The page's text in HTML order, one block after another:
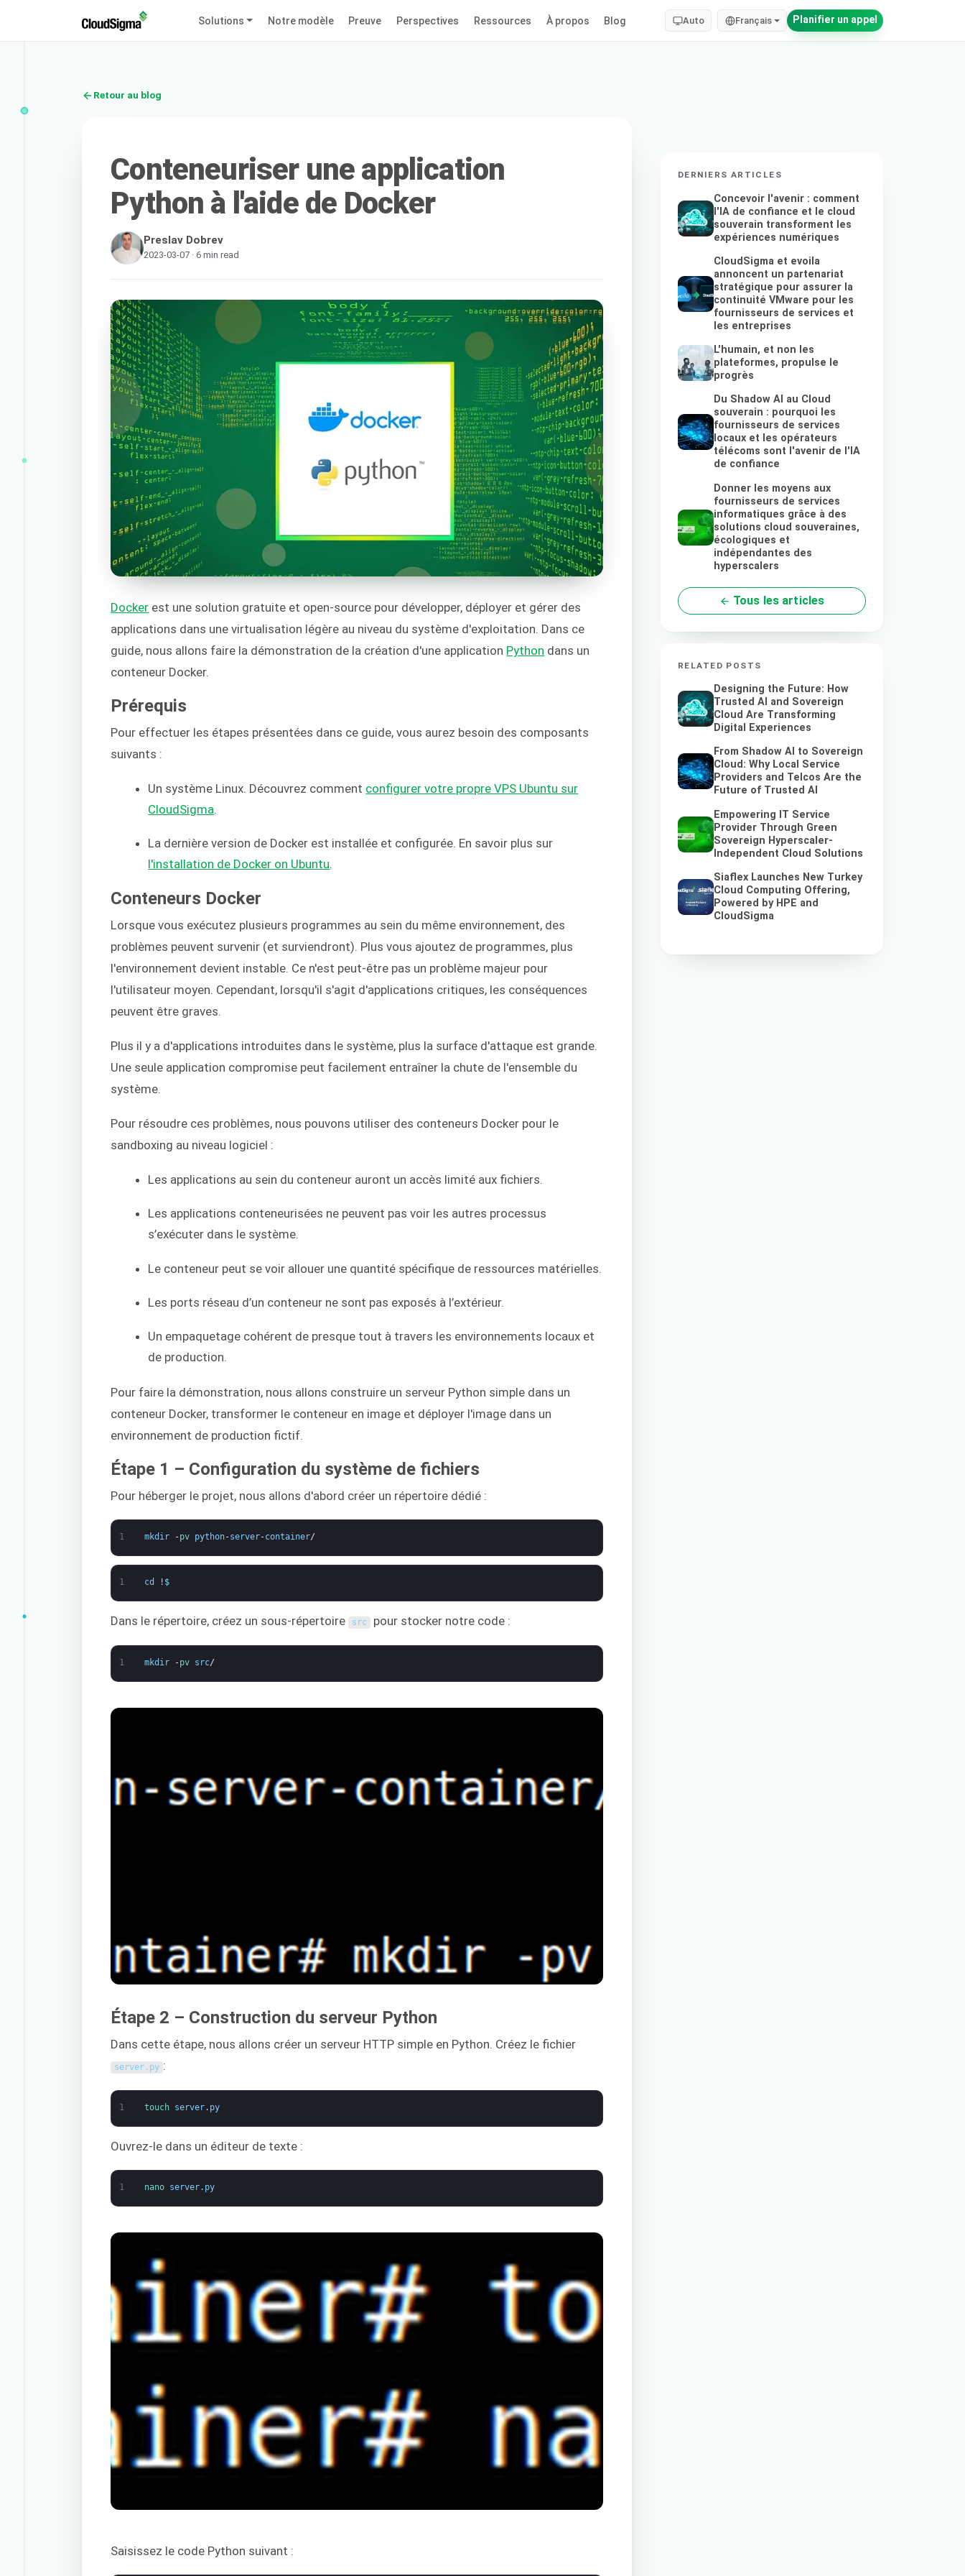
Solutions Notre modèle Preuve Perspectives Ressources À propos Blog Auto Français Planifier un appel
Retour au blog
Conteneuriser une application
Python à l'aide de Docker
Preslav Dobrev
2023-03-07 · 6 min read
Docker est une solution gratuite et open-source pour développer, déployer et gérer des
applications dans une virtualisation légère au niveau du système d'exploitation. Dans ce
guide, nous allons faire la démonstration de la création d'une application Python dans un
conteneur Docker.
Prérequis
Pour effectuer les étapes présentées dans ce guide, vous aurez besoin des composants
suivants :
Un système Linux. Découvrez comment configurer votre propre VPS Ubuntu sur
CloudSigma
La dernière version de Docker est installée et configurée. En savoir plus sur
l'installation de Docker on Ubuntu.
Conteneurs Docker
Lorsque vous exécutez plusieurs programmes au sein du même environnement, des
problèmes peuvent survenir (et surviendront). Plus vous ajoutez de programmes, plus
l'environnement devient instable. Ce n'est peut-être pas un problème majeur pour
l'utilisateur moyen. Cependant, lorsqu'il s'agit d'applications critiques, les conséquences
peuvent être graves.
Plus il y a d'applications introduites dans le système, plus la surface d'attaque est grande.
Une seule application compromise peut facilement entraîner la chute de l'ensemble du
système.
Pour résoudre ces problèmes, nous pouvons utiliser des conteneurs Docker pour le
sandboxing au niveau logiciel :
Les applications au sein du conteneur auront un accès limité aux fichiers.
Les applications conteneurisées ne peuvent pas voir les autres processus
s’exécuter dans le système.
Le conteneur peut se voir allouer une quantité spécifique de ressources matérielles.
Les ports réseau d’un conteneur ne sont pas exposés à l’extérieur.
Un empaquetage cohérent de presque tout à travers les environnements locaux et
de production.
Pour faire la démonstration, nous allons construire un serveur Python simple dans un
conteneur Docker, transformer le conteneur en image et déployer l'image dans un
environnement de production fictif.
Étape 1 – Configuration du système de fichiers
Pour héberger le projet, nous allons d'abord créer un répertoire dédié :
1 mkdir -pv python-server-container/
1 cd ! $
Dans le répertoire, créez un sous-répertoire src pour stocker notre code :
1 mkdir -pv src/
Étape 2 – Construction du serveur Python
Dans cette étape, nous allons créer un serveur HTTP simple en Python. Créez le fichier
server . py :
1 touch server. py
Ouvrez-le dans un éditeur de texte :
1 nano server. py
Saisissez le code Python suivant :
DERNIERS ARTICLES
Concevoir l'avenir : comment
l'IA de confiance et le cloud
souverain transforment les
expériences numériques
CloudSigma et evoila
annoncent un partenariat
stratégique pour assurer la
continuité VMware pour les
fournisseurs de services et
les entreprises
L'humain, et non les
plateformes, propulse le
progrès
Du Shadow AI au Cloud
souverain : pourquoi les
fournisseurs de services
locaux et les opérateurs
télécoms sont l'avenir de l'IA
de confiance
Donner les moyens aux
fournisseurs de services
informatiques grâce à des
solutions cloud souveraines,
écologiques et
indépendantes des
hyperscalers
Tous les articles
RELATED POSTS
Designing the Future: How
Trusted AI and Sovereign
Cloud Are Transforming
Digital Experiences
From Shadow AI to Sovereign
Cloud: Why Local Service
Providers and Telcos Are the
Future of Trusted AI
Empowering IT Service
Provider Through Green
Sovereign Hyperscaler-
Independent Cloud Solutions
Siaflex Launches New Turkey
Cloud Computing Offering,
Powered by HPE and
CloudSigma